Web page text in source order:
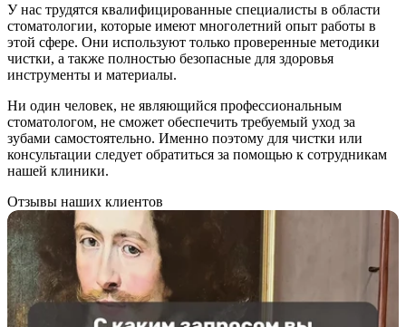
У нас трудятся квалифицированные специалисты в области
стоматологии, которые имеют многолетний опыт работы в
этой сфере. Они используют только проверенные методики
чистки, а также полностью безопасные для здоровья
инструменты и материалы.
Ни один человек, не являющийся профессиональным
стоматологом, не сможет обеспечить требуемый уход за
зубами самостоятельно. Именно поэтому для чистки или
консультации следует обратиться за помощью к сотрудникам
нашей клиники.
Отзывы наших клиентов